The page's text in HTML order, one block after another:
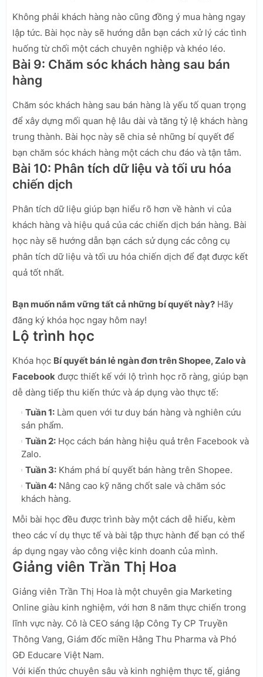
Không phải khách hàng nào cũng đồng ý mua hàng ngay
lập tức. Bài học này sẽ hướng dẫn bạn cách xử lý các tình
huống từ chối một cách chuyên nghiệp và khéo léo.
Bài 9: Chăm sóc khách hàng sau bán
hàng
Chăm sóc khách hàng sau bán hàng là yếu tố quan trọng
để xây dựng mối quan hệ lâu dài và tăng tỷ lệ khách hàng
trung thành. Bài học này sẽ chia sẻ những bí quyết để
bạn chăm sóc khách hàng một cách chu đáo và tận tâm.
Bài 10: Phân tích dữ liệu và tối ưu hóa
chiến dịch
Phân tích dữ liệu giúp bạn hiểu rõ hơn về hành vi của
khách hàng và hiệu quả của các chiến dịch bán hàng. Bài
học này sẽ hướng dẫn bạn cách sử dụng các công cụ
phân tích dữ liệu và tối ưu hóa chiến dịch để đạt được kết
quả tốt nhất.
Bạn muốn nắm vững tất cả những bí quyết này? Hãy
đăng ký khóa học ngay hôm nay!
Lộ trình học
Khóa học Bí quyết bán lẻ ngàn đơn trên Shopee, Zalo và
Facebook được thiết kế với lộ trình học rõ ràng, giúp bạn
dễ dàng tiếp thu kiến thức và áp dụng vào thực tế:
Tuần 1: Làm quen với tư duy bán hàng và nghiên cứu
sản phẩm.
Tuần 2: Học cách bán hàng hiệu quả trên Facebook và
Zalo.
Tuần 3: Khám phá bí quyết bán hàng trên Shopee.
Tuần 4: Nâng cao kỹ năng chốt sale và chăm sóc
khách hàng.
Mỗi bài học đều được trình bày một cách dễ hiểu, kèm
theo các ví dụ thực tế và bài tập thực hành để bạn có thể
áp dụng ngay vào công việc kinh doanh của mình.
Giảng viên Trần Thị Hoa
Giảng viên Trần Thị Hoa là một chuyên gia Marketing
Online giàu kinh nghiệm, với hơn 8 năm thực chiến trong
lĩnh vực này. Cô là CEO sáng lập Công Ty CP Truyền
Thông Vang, Giám đốc miền Hằng Thu Pharma và Phó
GĐ Educare Việt Nam.
Với kiến thức chuyên sâu và kinh nghiệm thực tế, giảng